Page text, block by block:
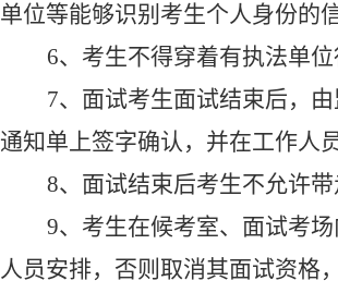
单位等能够识别考生个人身份的
6、考生不得穿着有执法单
7、面试考生面试结束后，
通知单上签字确认，并在工作人
8、面试结束后考生不允许带
9、考生在候考室、面试考
人员安排，否则取消其面试资格